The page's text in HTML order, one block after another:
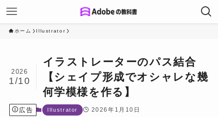
ホーム Illustrator
イラストレーターのパス結合
【シェイプ形成でオシャレな幾
何学模様を作る】
2026
1/10
広告 Illustrator 2026年1月10日